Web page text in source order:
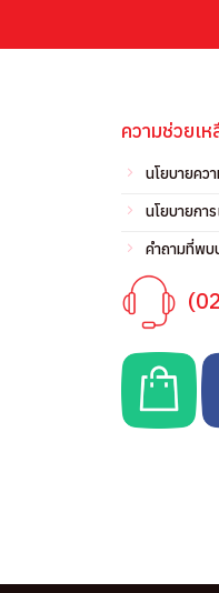
ความช่วยเห
นโยบายคว
นโยบายกา
คำถามที่พบ